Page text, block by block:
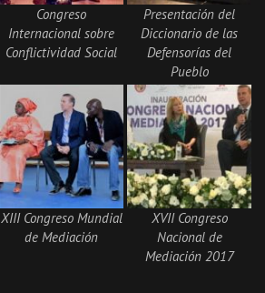
Congreso
Internacional sobre
Conflictividad Social
Presentación del
Diccionario de las
Defensorías del
Pueblo
XIII Congreso Mundial
de Mediación
XVII Congreso
Nacional de
Mediación 2017